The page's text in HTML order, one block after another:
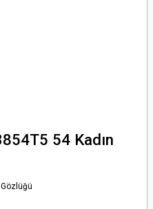
54 Kadın
Gözlüğü